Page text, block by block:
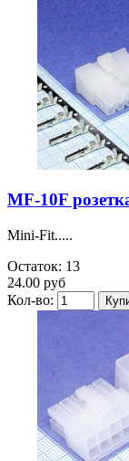
MF-10F
Mini-Fit.....
Остаток: 13
24.00 руб
Кол-во: